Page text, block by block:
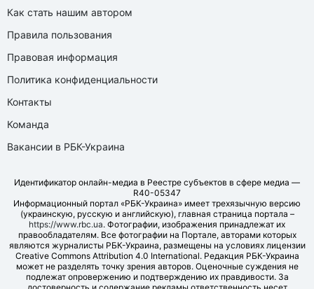
Как стать нашим автором
Правила пользования
Правовая информация
Политика конфиденциальности
Контакты
Команда
Вакансии в РБК-Украина
Идентификатор онлайн-медиа в Реестре субъектов в сфере медиа —
R40-05347
Информационный портал «РБК-Украина» имеет трехязычную версию
(украинскую, русскую и английскую), главная страница портала –
https://www.rbc.ua. Фотографии, изображения принадлежат их
правообладателям. Все фотографии на Портале, авторами которых
являются журналисты РБК-Украина, размещены на условиях лицензии
Creative Commons Attribution 4.0 International. Редакция РБК-Украина
может не разделять точку зрения авторов. Оценочные суждения не
подлежат опровержению и подтверждению их правдивости. За